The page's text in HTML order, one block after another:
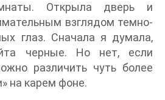
Открыла дверь и
взглядом темно-
глаз. Сначала я думала,
черные. Но нет, если
различить чуть более
на карем фоне.